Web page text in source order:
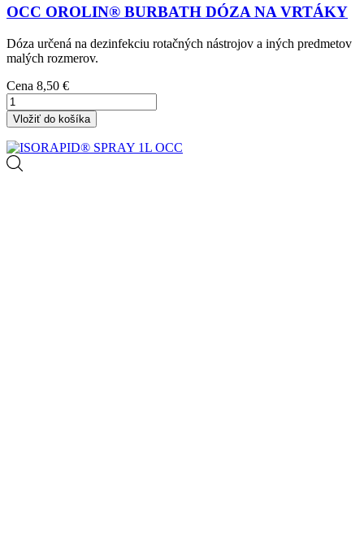
OCC OROLIN® BURBATH DÓZA NA VRTÁKY
Dóza určená na dezinfekciu rotačných nástrojov a iných predmetov
malých rozmerov.
Cena 8,50 €
Vložiť do košíka